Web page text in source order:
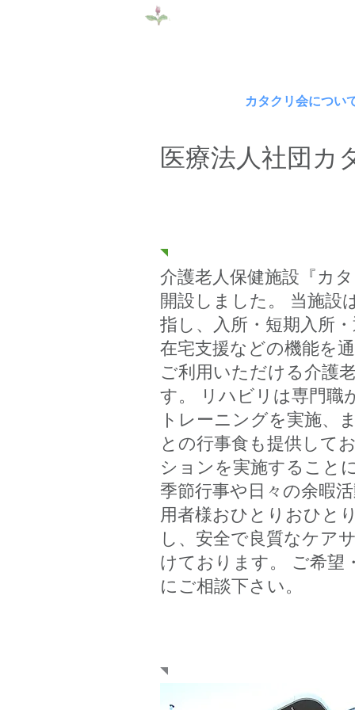
​医療法人社団カタクリ会
カタクリ会につい
医療法人社団カ
介護老人保健施設『カ
開設しました。 当施設
指し、入所・短期入所
在宅支援などの機能を
ご利用いただける介護
す。 リハビリは専門職
トレーニングを実施、
との行事食も提供して
ションを実施すること
季節行事や日々の余暇
用者様おひとりおひと
し、安全で良質なケア
けております。 ご希望
にご相談下さい。